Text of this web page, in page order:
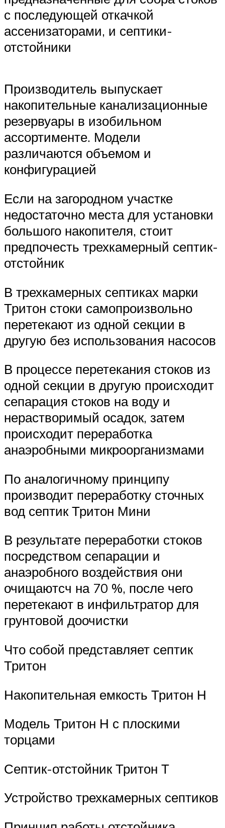
с последующей откачкой
ассенизаторами, и септики-
отстойники
Производитель выпускает
накопительные канализационные
резервуары в изобильном
ассортименте. Модели
различаются объемом и
конфигурацией
Если на загородном участке
недостаточно места для установки
большого накопителя, стоит
предпочесть трехкамерный септик-
отстойник
В трехкамерных септиках марки
Тритон стоки самопроизвольно
перетекают из одной секции в
другую без использования насосов
В процессе перетекания стоков из
одной секции в другую происходит
сепарация стоков на воду и
нерастворимый осадок, затем
происходит переработка
анаэробными микроорганизмами
По аналогичному принципу
производит переработку сточных
вод септик Тритон Мини
В результате переработки стоков
посредством сепарации и
анаэробного воздействия они
очищаютсч на 70 %, после чего
перетекают в инфильтратор для
грунтовой доочистки
Что собой представляет септик
Тритон
Накопительная емкость Тритон Н
Модель Тритон Н с плоскими
торцами
Септик-отстойник Тритон Т
Устройство трехкамерных септиков